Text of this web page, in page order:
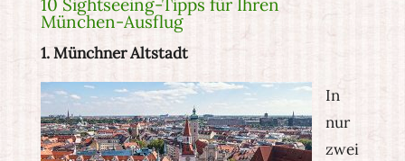
10 Sightseeing-Tipps für Ihren
München-Ausflug
1. Münchner Altstadt
In
nur
zwei